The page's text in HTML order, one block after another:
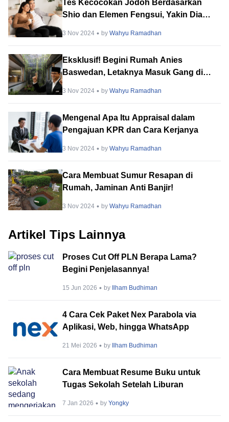
Tes Kecocokan Jodoh Berdasarkan
Shio dan Elemen Fengsui, Yakin Dia
3 Nov 2024 byWahyu Ramadhan
Eksklusif! Begini Rumah Anies
Baswedan, Letaknya Masuk Gang di
3 Nov 2024 byWahyu Ramadhan
Mengenal Apa Itu Appraisal dalam
Pengajuan KPR dan Cara Kerjanya
3 Nov 2024 byWahyu Ramadhan
Cara Membuat Sumur Resapan di
Rumah, Jaminan Anti Banjir!
3 Nov 2024 byWahyu Ramadhan
Artikel Tips Lainnya
Proses Cut Off PLN Berapa Lama?
Begini Penjelasannya!
15 Jun 2026 by Ilham Budhiman
4 Cara Cek Paket Nex Parabola via
Aplikasi, Web, hingga WhatsApp
21 Mei 2026 by Ilham Budhiman
Cara Membuat Resume Buku untuk
Tugas Sekolah Setelah Liburan
7 Jan 2026 byYongky